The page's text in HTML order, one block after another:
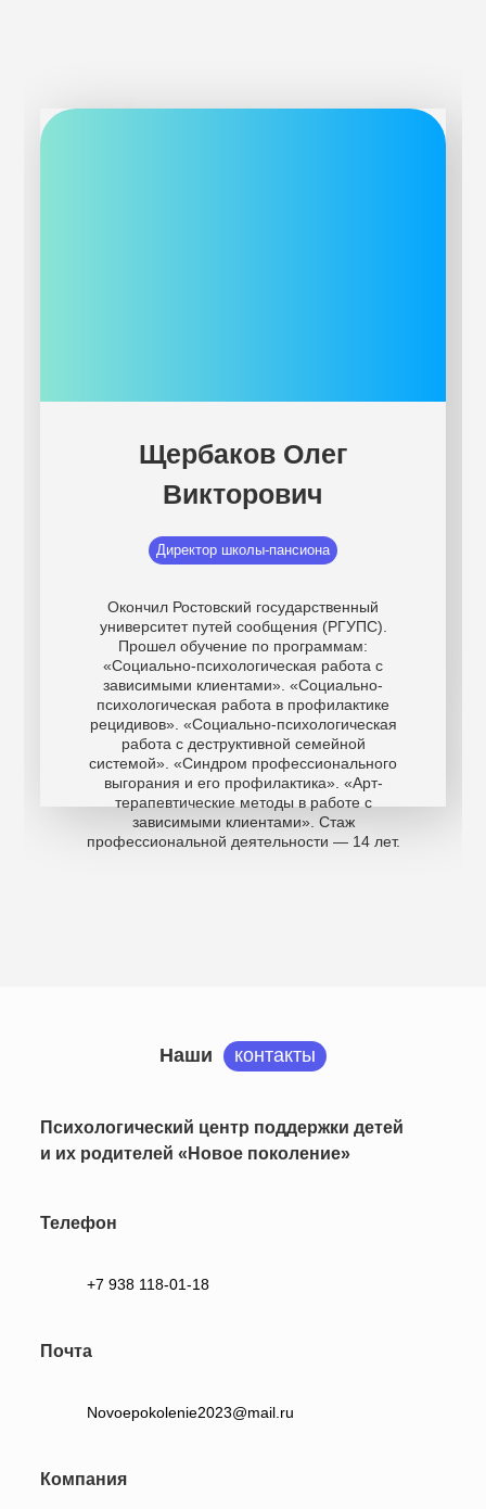
Щербаков Олег
Викторович
Директор школы-пансиона
Окончил Ростовский государственный
университет путей сообщения (РГУПС).
Прошел обучение по программам:
«Социально-психологическая работа с
зависимыми клиентами». «Социально-
психологическая работа в профилактике
рецидивов». «Социально-психологическая
работа с деструктивной семейной
системой». «Синдром профессионального
выгорания и его профилактика». «Арт-
терапевтические методы в работе с
зависимыми клиентами». Стаж
профессиональной деятельности — 14 лет.
Наши контакты
Психологический центр поддержки детей
и их родителей «Новое поколение»
Телефон
+7 938 118-01-18
Почта
Novoepokolenie2023@mail.ru
Компания